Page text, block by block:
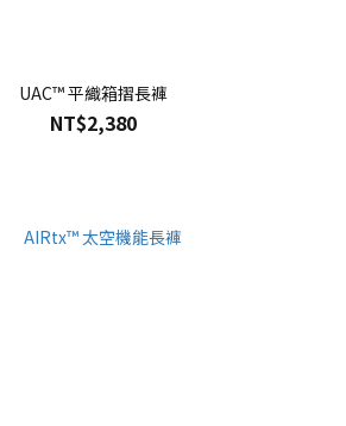
UAC™ 平織箱摺長褲
NT$2,380